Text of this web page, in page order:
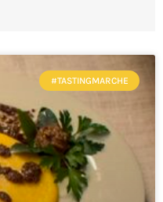
#TASTINGMARCHE